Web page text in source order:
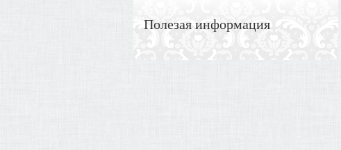
Полезая информация